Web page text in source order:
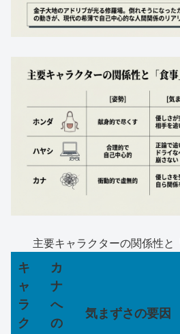
主要キャラクターの関係性と
キ
ャ
ラ
ク
カ
ナ
へ
の
気まずさの要因